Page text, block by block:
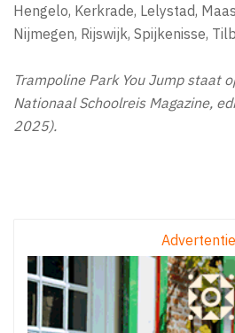
Hengelo, Kerkrade, Lelystad,
Nijmegen, Rijswijk, Spijkenisse,
Trampoline Park You Jump staat
Nationaal Schoolreis Magazine,
2025).
Advertentie